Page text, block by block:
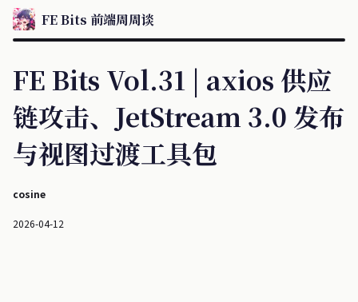
FE Bits 前端周周谈
FE Bits Vol.31 | axios 供应
链攻击、JetStream 3.0 发布
与视图过渡工具包
cosine
2026-04-12